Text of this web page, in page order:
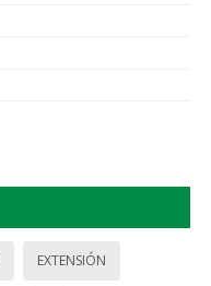
EXTENSIÓN